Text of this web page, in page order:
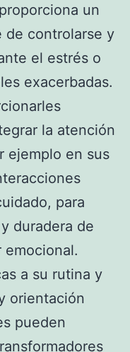
un
de controlarse y
el estrés o
exacerbadas.
la atención
ejemplo en sus
para
duradera de
a su rutina y
orientación
pueden